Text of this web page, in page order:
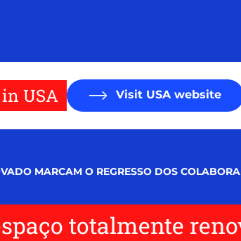
USA Visit USA website
MARCAM O REGRESSO DOS
totalmente